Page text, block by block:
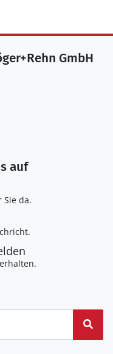
GmbH
auf
Sie da.